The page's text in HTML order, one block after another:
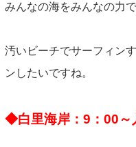
みんなの海をみんなの力
汚いビーチでサーフィン
ンしたいですね。
◆白里海岸：9：00～